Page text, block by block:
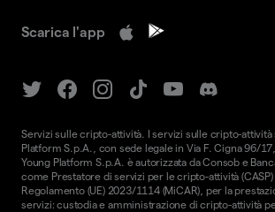
Scarica l'app
Servizi sulle cripto-attività. I servizi sulle cripto-attività
Platform S.p.A., con sede legale in Via F. Cigna 96/
Young Platform S.p.A. è autorizzata da Consob e
come Prestatore di servizi per le cripto-attività (CASP)
Regolamento (UE) 2023/1114 (MiCAR), per la
servizi: custodia e amministrazione di cripto-attività